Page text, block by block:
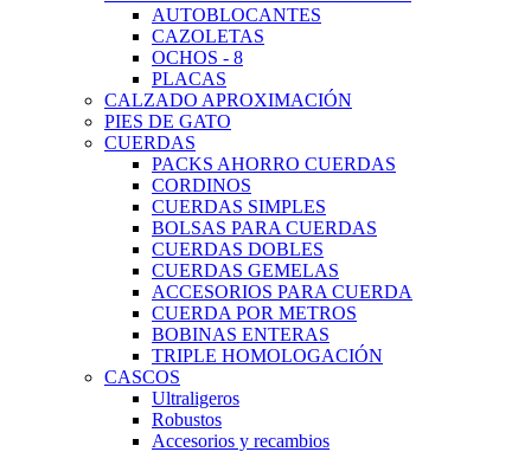
AUTOBLOCANTES
CAZOLETAS
OCHOS - 8
PLACAS
CALZADO APROXIMACIÓN
PIES DE GATO
CUERDAS
PACKS AHORRO CUERDAS
CORDINOS
CUERDAS SIMPLES
BOLSAS PARA CUERDAS
CUERDAS DOBLES
CUERDAS GEMELAS
ACCESORIOS PARA CUERDA
CUERDA POR METROS
BOBINAS ENTERAS
TRIPLE HOMOLOGACIÓN
CASCOS
Ultraligeros
Robustos
Accesorios y recambios